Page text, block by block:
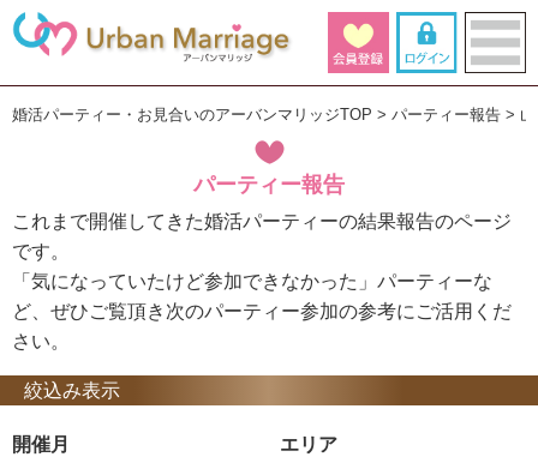
婚活パーティー・お見合いのアーバンマリッジTOP パーティー報告
パーティー報告
これまで開催してきた婚活パーティーの結果報告のページ
です。
「気になっていたけど参加できなかった」パーティーな
ど、ぜひご覧頂き次のパーティー参加の参考にご活用くだ
さい。
絞込み表示
開催月 エリア